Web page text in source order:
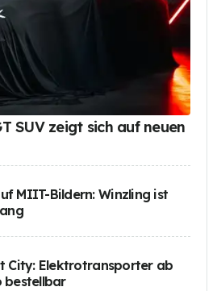
SUV zeigt sich auf neuen
MIIT-Bildern: Winzling ist
City: Elektrotransporter ab
bestellbar